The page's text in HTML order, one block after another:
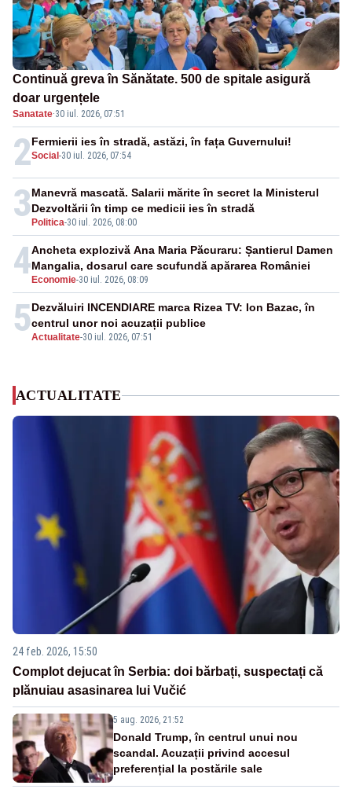
Continuă greva în Sănătate. 500 de spitale asigură
doar urgențele
Sanatate·30 iul. 2026, 07:51
2Social -30 iul. 2026, 07:54
Fermierii ies în stradă, astăzi, în fața Guvernului!
3 Politica-30 iul. 2026, 08:00
Manevră mascată. Salarii mărite în secret la Ministerul
Dezvoltării în timp ce medicii ies în stradă
4 Economie-30 iul. 2026, 08:09
Ancheta explozivă Ana Maria Păcuraru: Șantierul Damen
Mangalia, dosarul care scufundă apărarea României
5Actualitate-30 iul. 2026, 07:51
Dezvăluiri INCENDIARE marca Rizea TV: Ion Bazac, în
centrul unor noi acuzații publice
ACTUALITATE
24 feb. 2026, 15:50
Complot dejucat în Serbia: doi bărbați, suspectați că
plănuiau asasinarea lui Vučić
5 aug. 2026, 21:52
Donald Trump, în centrul unui nou
scandal. Acuzații privind accesul
preferențial la postările sale